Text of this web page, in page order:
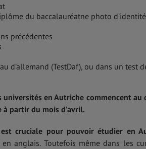
du baccalauréatne photo d’identité
précédentes
d’allemand (TestDaf), ou dans un test
universités en Autriche commencent
partir du mois d’avril.
est cruciale pour pouvoir étudier en
en anglais. Toutefois même dans les